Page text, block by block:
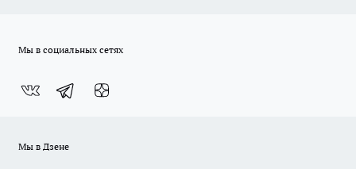
Мы в социальных сетях
Мы в Дзене